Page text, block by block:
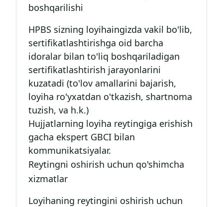
boshqarilishi
HPBS sizning loyihaingizda vakil bo'lib,
sertifikatlashtirishga oid barcha
idoralar bilan to'liq boshqariladigan
sertifikatlashtirish jarayonlarini
kuzatadi (to'lov amallarini bajarish,
loyiha ro'yxatdan o'tkazish, shartnoma
tuzish, va h.k.)
Hujjatlarning loyiha reytingiga erishish
gacha ekspert GBCI bilan
kommunikatsiyalar.
Reytingni oshirish uchun qo'shimcha
xizmatlar
Loyihaning reytingini oshirish uchun